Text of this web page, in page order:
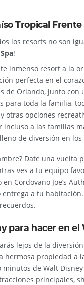
Tropical
los resorts no son
!
inmenso resort a la
perfecta en el
de Orlando, junto
para toda la familia,
otras opciones
incluso a las familias
de diversión en
Date una vuelta
ves a tu equipo
en Cordovano Joe’s
entrega a tu
para hacer en
lejos de la
hermosa propiedad
minutos de Walt
principales,